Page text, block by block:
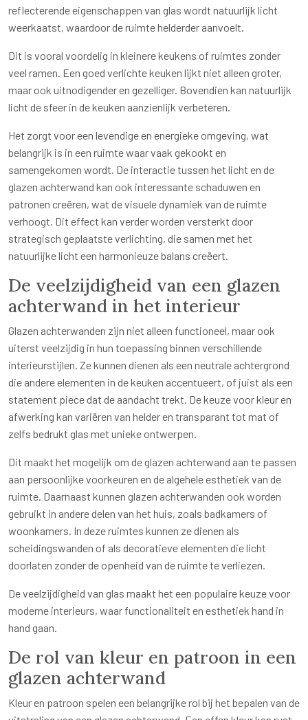
reflecterende eigenschappen van glas wordt natuurlijk licht
weerkaatst, waardoor de ruimte helderder aanvoelt.
Dit is vooral voordelig in kleinere keukens of ruimtes zonder
veel ramen. Een goed verlichte keuken lijkt niet alleen groter,
maar ook uitnodigender en gezelliger. Bovendien kan natuurlijk
licht de sfeer in de keuken aanzienlijk verbeteren.
Het zorgt voor een levendige en energieke omgeving, wat
belangrijk is in een ruimte waar vaak gekookt en
samengekomen wordt. De interactie tussen het licht en de
glazen achterwand kan ook interessante schaduwen en
patronen creëren, wat de visuele dynamiek van de ruimte
verhoogt. Dit effect kan verder worden versterkt door
strategisch geplaatste verlichting, die samen met het
natuurlijke licht een harmonieuze balans creëert.
De veelzijdigheid van een glazen
achterwand in het interieur
Glazen achterwanden zijn niet alleen functioneel, maar ook
uiterst veelzijdig in hun toepassing binnen verschillende
interieurstijlen. Ze kunnen dienen als een neutrale achtergrond
die andere elementen in de keuken accentueert, of juist als een
statement piece dat de aandacht trekt. De keuze voor kleur en
afwerking kan variëren van helder en transparant tot mat of
zelfs bedrukt glas met unieke ontwerpen.
Dit maakt het mogelijk om de glazen achterwand aan te passen
aan persoonlijke voorkeuren en de algehele esthetiek van de
ruimte. Daarnaast kunnen glazen achterwanden ook worden
gebruikt in andere delen van het huis, zoals badkamers of
woonkamers. In deze ruimtes kunnen ze dienen als
scheidingswanden of als decoratieve elementen die licht
doorlaten zonder de openheid van de ruimte te verliezen.
De veelzijdigheid van glas maakt het een populaire keuze voor
moderne interieurs, waar functionaliteit en esthetiek hand in
hand gaan.
De rol van kleur en patroon in een
glazen achterwand
Kleur en patroon spelen een belangrijke rol bij het bepalen van de